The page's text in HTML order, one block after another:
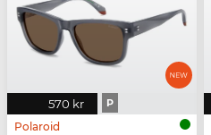
570 kr P
Polaroid